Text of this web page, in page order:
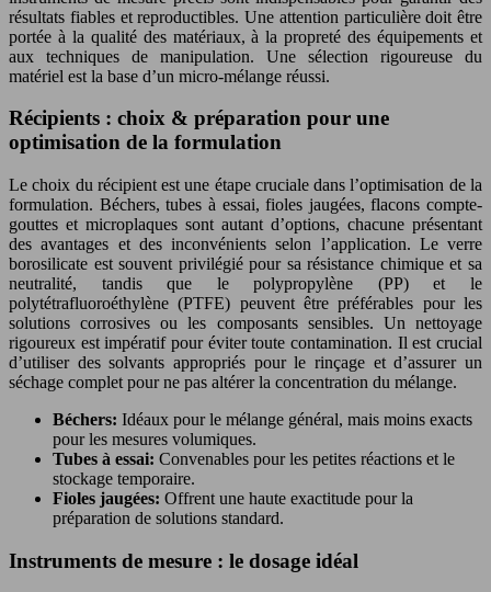
résultats fiables et reproductibles. Une attention particulière doit être
portée à la qualité des matériaux, à la propreté des équipements et
aux techniques de manipulation. Une sélection rigoureuse du
matériel est la base d’un micro-mélange réussi.
Récipients : choix & préparation pour une
optimisation de la formulation
Le choix du récipient est une étape cruciale dans l’optimisation de la
formulation. Béchers, tubes à essai, fioles jaugées, flacons compte-
gouttes et microplaques sont autant d’options, chacune présentant
des avantages et des inconvénients selon l’application. Le verre
borosilicate est souvent privilégié pour sa résistance chimique et sa
neutralité, tandis que le polypropylène (PP) et le
polytétrafluoroéthylène (PTFE) peuvent être préférables pour les
solutions corrosives ou les composants sensibles. Un nettoyage
rigoureux est impératif pour éviter toute contamination. Il est crucial
d’utiliser des solvants appropriés pour le rinçage et d’assurer un
séchage complet pour ne pas altérer la concentration du mélange.
Béchers: Idéaux pour le mélange général, mais moins exacts
pour les mesures volumiques.
Tubes à essai: Convenables pour les petites réactions et le
stockage temporaire.
Fioles jaugées: Offrent une haute exactitude pour la
préparation de solutions standard.
Instruments de mesure : le dosage idéal